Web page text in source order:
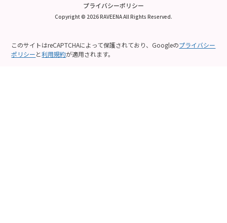
プライバシーポリシー
Copyright © 2026 RAVEENA All Rights Reserved.
このサイトはreCAPTCHAによって保護されており、Googleのプライバシー
ポリシーと利用規約が適用されます。